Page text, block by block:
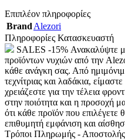
Επιπλέον πληροφορίες
Brand Alezori
Πληροφορίες Κατασκευαστή
SALES -15% Ανακαλύψτε
προϊόντων νυχιών από την
κάθε ανάγκη σας. Από
τεχνίτριας και λαδάκια,
χρειάζεστε για την τέλεια
στην ποιότητα και η προσοχή
ότι κάθε προϊόν που επιλέγετε
επιθυμητή εμφάνιση και
Τρόποι Πληρωμής - Αποστολής